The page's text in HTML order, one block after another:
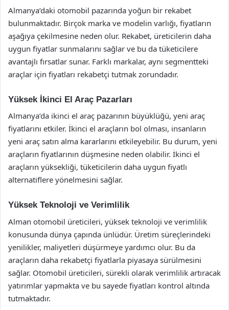
Almanya’daki otomobil pazarında yoğun bir rekabet
bulunmaktadır. Birçok marka ve modelin varlığı, fiyatların
aşağıya çekilmesine neden olur. Rekabet, üreticilerin daha
uygun fiyatlar sunmalarını sağlar ve bu da tüketicilere
avantajlı fırsatlar sunar. Farklı markalar, aynı segmentteki
araçlar için fiyatları rekabetçi tutmak zorundadır.
Yüksek İkinci El Araç Pazarları
Almanya’da ikinci el araç pazarının büyüklüğü, yeni araç
fiyatlarını etkiler. İkinci el araçların bol olması, insanların
yeni araç satın alma kararlarını etkileyebilir. Bu durum, yeni
araçların fiyatlarının düşmesine neden olabilir. İkinci el
araçların yüksekliği, tüketicilerin daha uygun fiyatlı
alternatiflere yönelmesini sağlar.
Yüksek Teknoloji ve Verimlilik
Alman otomobil üreticileri, yüksek teknoloji ve verimlilik
konusunda dünya çapında ünlüdür. Üretim süreçlerindeki
yenilikler, maliyetleri düşürmeye yardımcı olur. Bu da
araçların daha rekabetçi fiyatlarla piyasaya sürülmesini
sağlar. Otomobil üreticileri, sürekli olarak verimlilik artıracak
yatırımlar yapmakta ve bu sayede fiyatları kontrol altında
tutmaktadır.